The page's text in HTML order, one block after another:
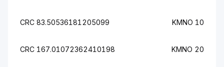
10 KMNO
83.50536181205099 CRC
20 KMNO
167.01072362410198 CRC